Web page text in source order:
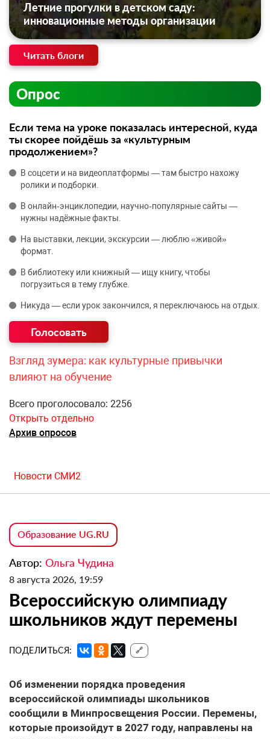
Летние прогулки в детском саду:
инновационные методы организации
Читать блоги
Опрос
Если тема на уроке показалась интересной, куда
ты скорее пойдёшь за «культурным
продолжением»?
В соцсети и на видеоплатформы — там быстро нахожу
ролики и подборки.
В онлайн‑энциклопедии, научно‑популярные сайты —
нужны надёжные факты.
На выставки, лекции, экскурсии — люблю «живой»
формат.
В библиотеку или книжный — ищу книгу, чтобы
погрузиться в тему глубже.
Никуда — если урок закончился, я переключаюсь на отдых.
Взгляд зумера: как культурные привычки
влияют на обучение
Всего проголосовало: 2256
Открыть отдельно
Архив опросов
Новости СМИ2
Образование UG.RU
Автор: Ольга Чудина
8 августа 2026, 19:59
Всероссийскую олимпиаду
школьников ждут перемены
ПОДЕЛИТЬСЯ: 🔗
Об изменении порядка проведения
всероссийской олимпиады школьников
сообщили в Минпросвещения России. Перемены,
которые произойдут в 2027 году, направлены на